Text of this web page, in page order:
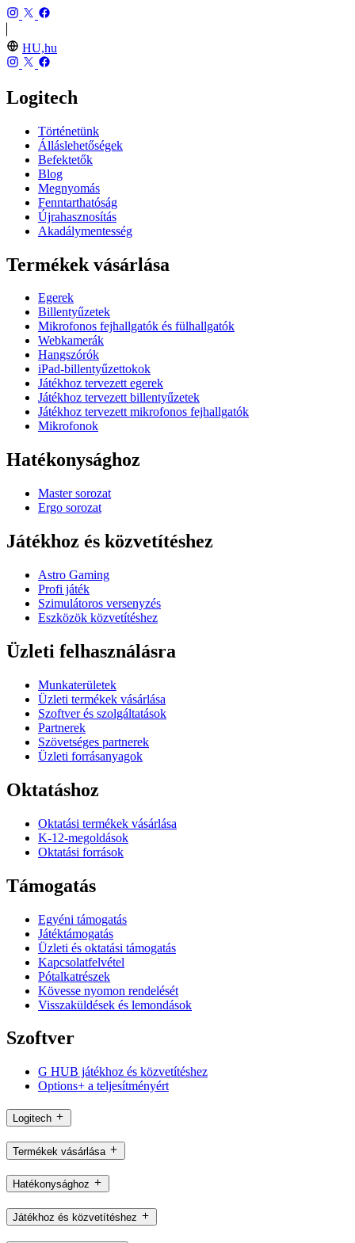
HU,hu
Logitech
Történetünk
Álláslehetőségek
Befektetők
Blog
Megnyomás
Fenntarthatóság
Újrahasznosítás
Akadálymentesség
Termékek vásárlása
Egerek
Billentyűzetek
Mikrofonos fejhallgatók és fülhallgatók
Webkamerák
Hangszórók
iPad-billentyűzettokok
Játékhoz tervezett egerek
Játékhoz tervezett billentyűzetek
Játékhoz tervezett mikrofonos fejhallgatók
Mikrofonok
Hatékonysághoz
Master sorozat
Ergo sorozat
Játékhoz és közvetítéshez
Astro Gaming
Profi játék
Szimulátoros versenyzés
Eszközök közvetítéshez
Üzleti felhasználásra
Munkaterületek
Üzleti termékek vásárlása
Szoftver és szolgáltatások
Partnerek
Szövetséges partnerek
Üzleti forrásanyagok
Oktatáshoz
Oktatási termékek vásárlása
K-12-megoldások
Oktatási források
Támogatás
Egyéni támogatás
Játéktámogatás
Üzleti és oktatási támogatás
Kapcsolatfelvétel
Pótalkatrészek
Kövesse nyomon rendelését
Visszaküldések és lemondások
Szoftver
G HUB játékhoz és közvetítéshez
Options+ a teljesítményért
Logitech
Termékek vásárlása
Hatékonysághoz
Játékhoz és közvetítéshez